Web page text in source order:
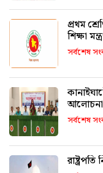
প্রথম
শিক্ষা
সর্বশেষ
আলোচনা
সর্বশেষ